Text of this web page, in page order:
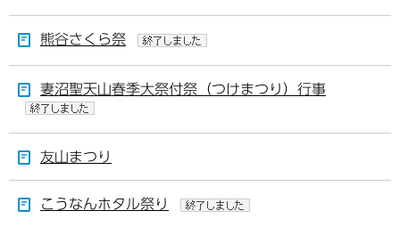
熊谷さくら祭
妻沼聖天山春季大祭付祭（つけまつり）行事
友山まつり
こうなんホタル祭り